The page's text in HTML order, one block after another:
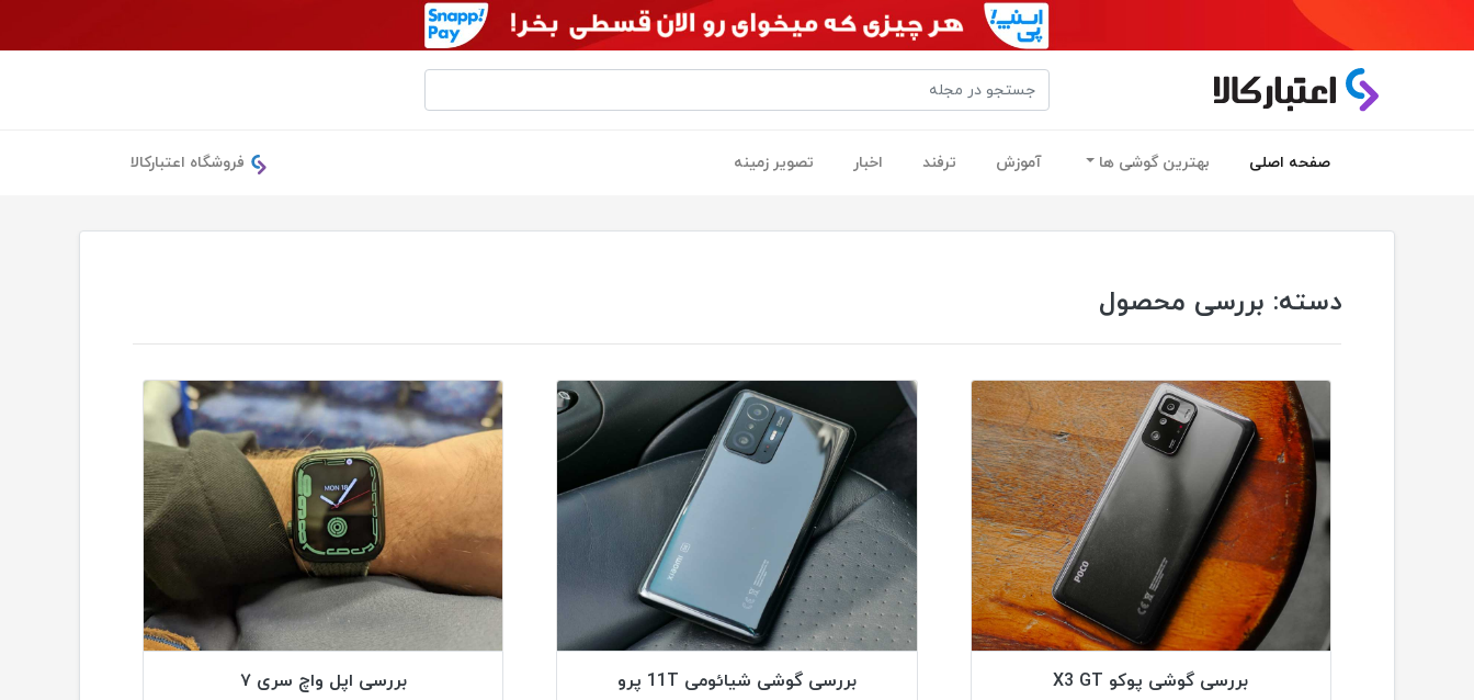
صفحه اصلی بهترین گوشی ها آموزش ترفند اخبار تصویر زمینه فروشگاه اعتبارکالا
دسته: بررسی محصول
بررسی گوشی پوکو X3 GT بررسی گوشی شیائومی 11T پرو بررسی اپل واچ سری ۷